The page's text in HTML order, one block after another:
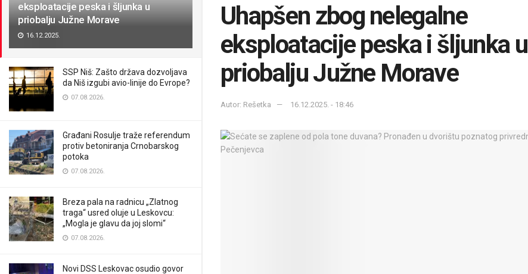
eksploatacije peska i šljunka u
priobalju Južne Morave
16.12.2025.
SSP Niš: Zašto država dozvoljava
da Niš izgubi avio-linije do Evrope?
07.08.2026.
Građani Rosulje traže referendum
protiv betoniranja Crnobarskog
potoka
07.08.2026.
Breza pala na radnicu „Zlatnog
traga“ usred oluje u Leskovcu:
„Mogla je glavu da joj slomi“
07.08.2026.
Novi DSS Leskovac osudio govor
Uhapšen zbog nelegalne
eksploatacije peska i šljunka u
priobalju Južne Morave
Autor: Rešetka 16.12.2025. - 18:46